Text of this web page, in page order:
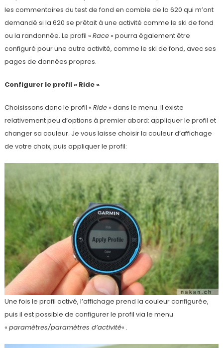
les commentaires du test de fond en comble de la 620 qui m’ont
demandé si la 620 se prêtait à une activité comme le ski de fond
ou la randonnée. Le profil « Race» pourra également être
configuré pour une autre activité, comme le ski de fond, avec ses
pages de données propres.
Configurer le profil « Ride »
Choisissons donc le profil « Ride» dans le menu. Il existe
relativement peu d’options à premier abord: appliquer le profil et
changer sa couleur. Je vous laisse choisir la couleur d’affichage
de votre choix, puis appliquer le profil:
Une fois le profil activé, l’affichage prend la couleur configurée,
puis il est possible de configurer le profil via le menu
« paramètres/paramètres d’activité« .